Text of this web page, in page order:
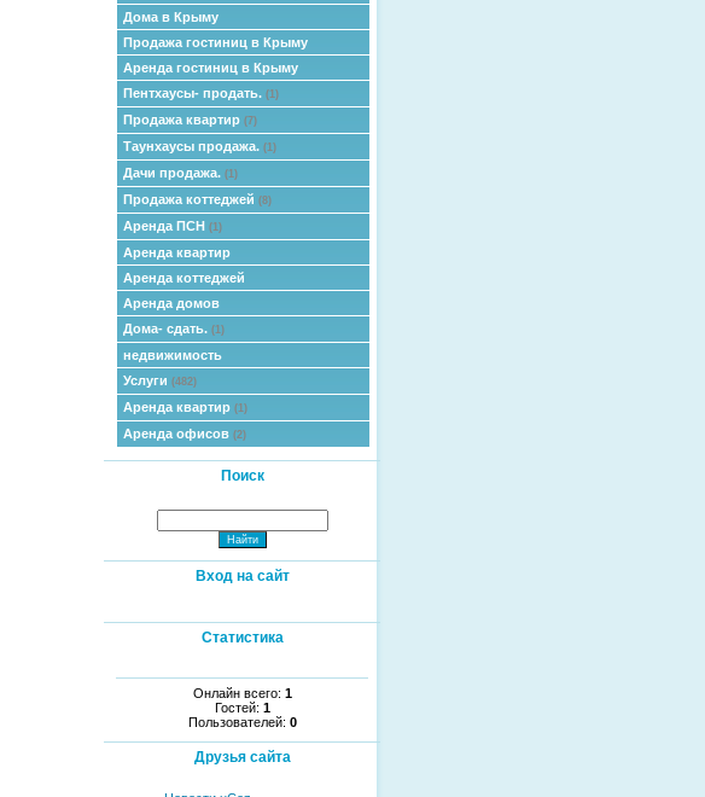
Дома в Крыму
Продажа гостиниц в Крыму
Аренда гостиниц в Крыму
Пентхаусы- продать. (1)
Продажа квартир (7)
Таунхаусы продажа. (1)
Дачи продажа. (1)
Продажа коттеджей (8)
Аренда ПСН (1)
Аренда квартир
Аренда коттеджей
Аренда домов
Дома- сдать. (1)
недвижимость
Услуги (482)
Аренда квартир (1)
Аренда офисов (2)
Поиск
Вход на сайт
Статистика
Онлайн всего: 1
Гостей: 1
Пользователей: 0
Друзья сайта